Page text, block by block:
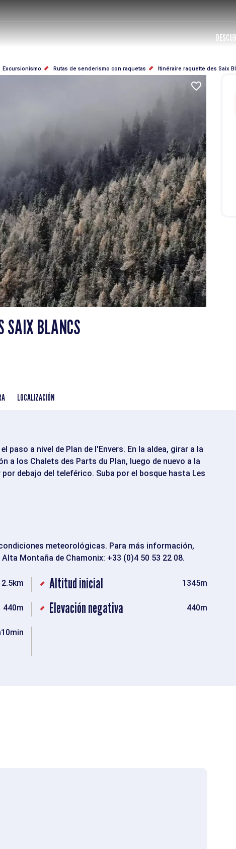
Excursionismo Rutas de senderismo con raquetas Itinéraire raquette des Saix
SAIX BLANCS
LOCALIZACIÓN
paso a nivel de Plan de l'Envers. En la aldea, girar a la
a los Chalets des Parts du Plan, luego de nuevo a la
debajo del teleférico. Suba por el bosque hasta Les
meteorológicas. Para más información,
Montaña de Chamonix: +33 (0)4 50 53 22 08.
2.5km Altitud inicial 1345m
440m Elevación negativa 440m